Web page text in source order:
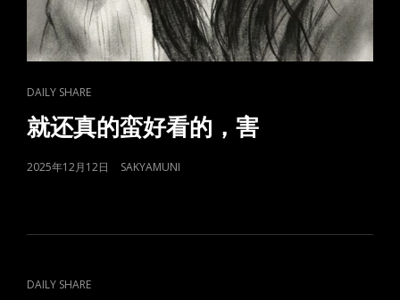
CAT
LINKS
DAILY SHARE
就还真的蛮好看的，害
POSTED
2025年12月12日 SAKYAMUNI
CAT
DAILY SHARE